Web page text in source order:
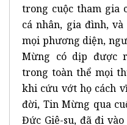
trong cuộc tham gia
cá nhân, gia đình,
mọi phương diện,
Mừng có dịp được
trong toàn thể mọi
khi cứu vớt họ cách
đời, Tin Mừng qua
Đức Giê-su, đã đi